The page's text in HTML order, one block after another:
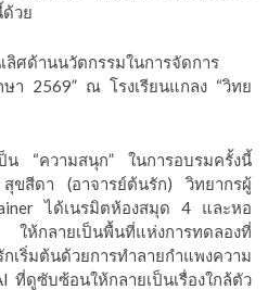
วย
ลิศด้านนวัตกรรมในการจัดการ
า 2569” ณ โรงเรียนแกลง “วิทย
“ความสนุก” ในการอบรมครั้งนี้
ขสีดา (อาจารย์ต้นรัก) วิทยากรผู้
ได้เนรมิตห้องสมุด 4 และหอ
ห้กลายเป็นพื้นที่แห่งการทดลองที่
ริ่มต้นด้วยการทำลายกำแพงความ
ที่ดูซับซ้อนให้กลายเป็นเรื่องใกล้ตัว